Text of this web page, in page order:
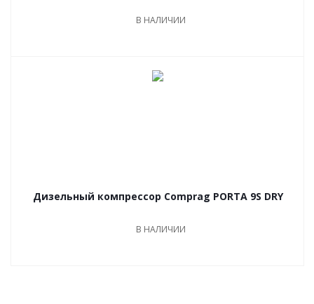
В НАЛИЧИИ
Дизельный компрессор Comprag PORTA 9S DRY
В НАЛИЧИИ